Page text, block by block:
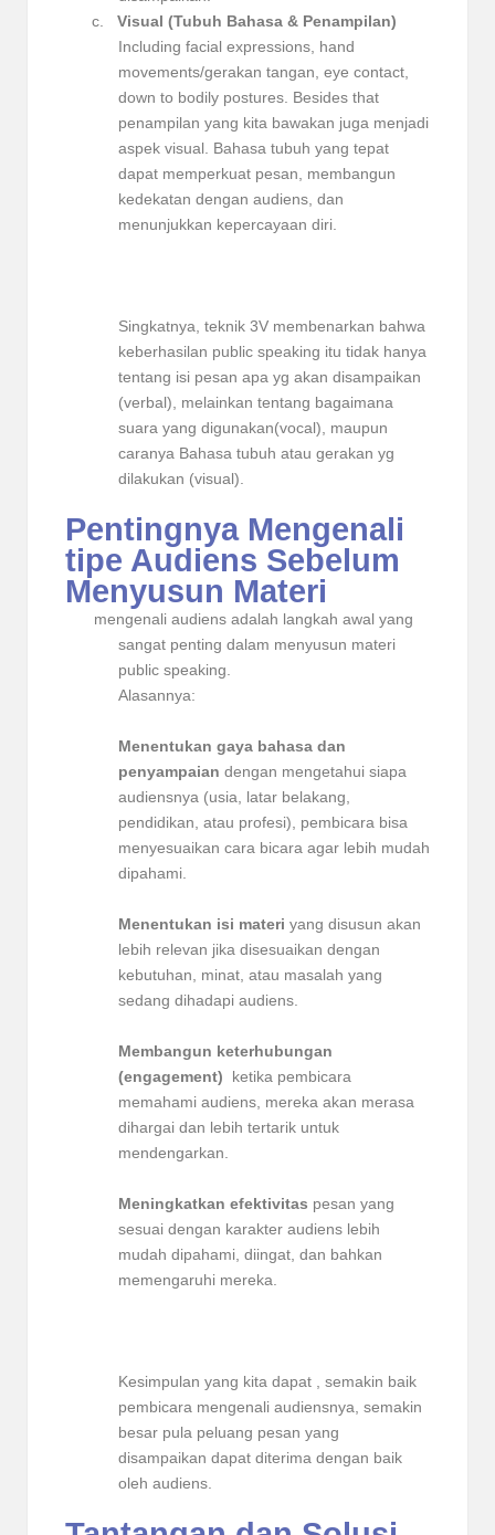
c.
Visual (Tubuh Bahasa & Penampilan)
Including facial expressions, hand
movements/gerakan tangan, eye contact,
down to bodily postures. Besides that
penampilan yang kita bawakan juga menjadi
aspek visual. Bahasa tubuh yang tepat
dapat memperkuat pesan, membangun
kedekatan dengan audiens, dan
menunjukkan kepercayaan diri.
Singkatnya, teknik 3V membenarkan bahwa
keberhasilan public speaking itu tidak hanya
tentang isi pesan apa yg akan disampaikan
(verbal), melainkan tentang bagaimana
suara yang digunakan(vocal), maupun
caranya Bahasa tubuh atau gerakan yg
dilakukan (visual).
Pentingnya Mengenali
tipe Audiens Sebelum
Menyusun Materi
mengenali audiens adalah langkah awal yang
sangat penting dalam menyusun materi
public speaking.
Alasannya:
Menentukan gaya bahasa dan
penyampaian dengan mengetahui siapa
audiensnya (usia, latar belakang,
pendidikan, atau profesi), pembicara bisa
menyesuaikan cara bicara agar lebih mudah
dipahami.
Menentukan isi materi yang disusun akan
lebih relevan jika disesuaikan dengan
kebutuhan, minat, atau masalah yang
sedang dihadapi audiens.
Membangun keterhubungan
(engagement) ketika pembicara
memahami audiens, mereka akan merasa
dihargai dan lebih tertarik untuk
mendengarkan.
Meningkatkan efektivitas pesan yang
sesuai dengan karakter audiens lebih
mudah dipahami, diingat, dan bahkan
memengaruhi mereka.
Kesimpulan yang kita dapat , semakin baik
pembicara mengenali audiensnya, semakin
besar pula peluang pesan yang
disampaikan dapat diterima dengan baik
oleh audiens.